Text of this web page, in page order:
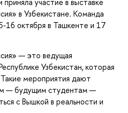
в Узбекистане. Команда
16 октября в Ташкенте и 17
— это ведущая
Узбекистан, которая
мероприятия дают
— будущим студентам —
с Вышкой в реальности и